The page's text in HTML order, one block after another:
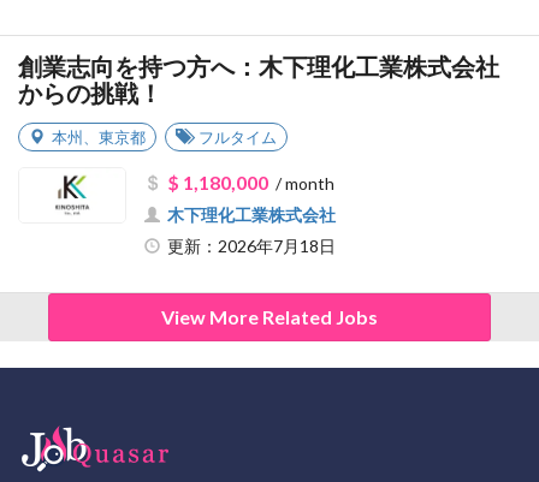
創業志向を持つ方へ：木下理化工業株式会社
からの挑戦！
本州 東京都 フルタイム
$ 1,180,000/ month
木下理化工業株式会社
更新：2026年7月18日
View More Related Jobs